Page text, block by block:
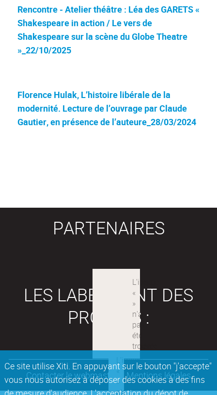
Ce site utilise Xiti. En appuyant sur le bouton "j'accepte"
vous nous autorisez à déposer des cookies à des fins
Rencontre - Atelier théâtre : Léa des GARETS «
Shakespeare in action / Le vers de
Shakespeare sur la scène du Globe Theatre
»_22/10/2025
Florence Hulak, L’histoire libérale de la
modernité. Lecture de l’ouvrage par Claude
Gautier, en présence de l’auteure_28/03/2024
PARTENAIRES
LES LABEX SONT DES
PROJETS :
Contacter le webmaster Mentions légales